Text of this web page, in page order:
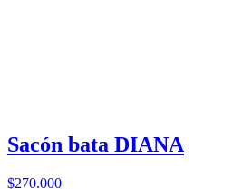
Sacón bata DIANA
$270.000